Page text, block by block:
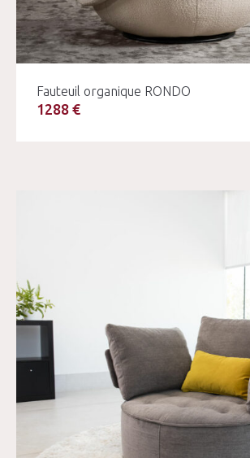
Fauteuil organique RONDO
1288 €